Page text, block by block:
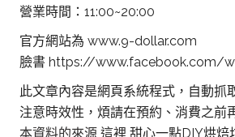
營業時間：11:00~20:00
官方網站為 www.9-dollar.com
臉書 https://www.facebook.com/
此文章內容是網頁系統程式，自動
注意時效性，煩請在預約、消費之前
本資料的來源 這裡 甜心一點DIY烘焙